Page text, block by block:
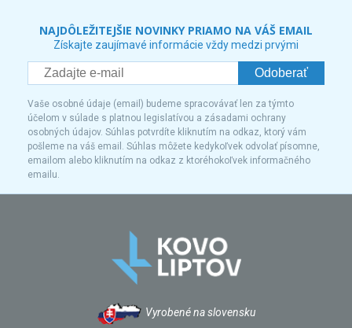
NAJDÔLEŽITEJŠIE NOVINKY PRIAMO NA VÁŠ EMAIL
Získajte zaujímavé informácie vždy medzi prvými
Odoberať
Vaše osobné údaje (email) budeme spracovávať len za týmto
účelom v súlade s platnou legislatívou a zásadami ochrany
osobných údajov. Súhlas potvrdíte kliknutím na odkaz, ktorý vám
pošleme na váš email. Súhlas môžete kedykoľvek odvolať písomne,
emailom alebo kliknutím na odkaz z ktoréhokoľvek informačného
emailu.
Vyrobené na slovensku